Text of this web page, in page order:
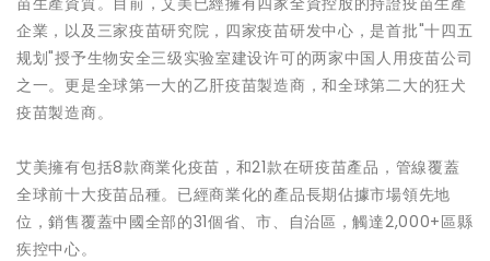
企業，以及三家疫苗研究院，四家疫苗研发中心，是首批"十四五
规划"授予生物安全三级实验室建设许可的两家中国人用疫苗公司
之一。更是全球第一大的乙肝疫苗製造商，和全球第二大的狂犬
疫苗製造商。
艾美擁有包括8款商業化疫苗，和21款在研疫苗產品，管線覆蓋
全球前十大疫苗品種。已經商業化的產品長期佔據市場領先地
位，銷售覆蓋中國全部的31個省、市、自治區，觸達2,000+區縣
疾控中心。